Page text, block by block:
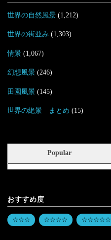
世界の自然風景(1,212)
世界の街並み (1,303)
情景(1,067)
幻想風景(246)
田園風景(145)
世界の絶景 まとめ (15)
Popular
おすすめ度
☆☆☆ ☆☆☆☆ ☆☆☆☆☆